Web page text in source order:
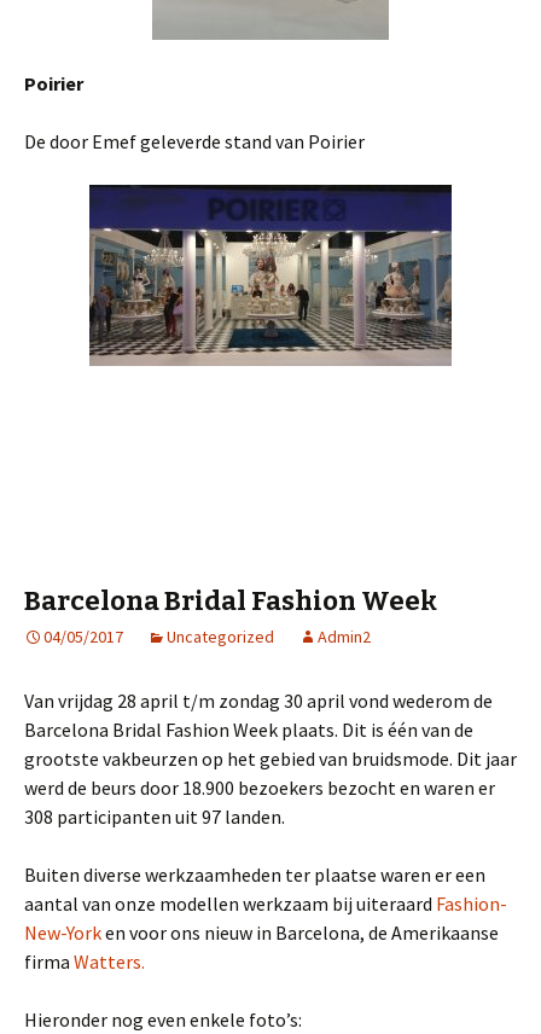
Poirier
De door Emef geleverde stand van Poirier
Barcelona Bridal Fashion Week
04/05/2017 Uncategorized Admin2
Van vrijdag 28 april t/m zondag 30 april vond wederom de
Barcelona Bridal Fashion Week plaats. Dit is één van de
grootste vakbeurzen op het gebied van bruidsmode. Dit jaar
werd de beurs door 18.900 bezoekers bezocht en waren er
308 participanten uit 97 landen.
Buiten diverse werkzaamheden ter plaatse waren er een
aantal van onze modellen werkzaam bij uiteraard Fashion-
New-Yorken voor ons nieuw in Barcelona, de Amerikaanse
firma Watters.
Hieronder nog even enkele foto’s: